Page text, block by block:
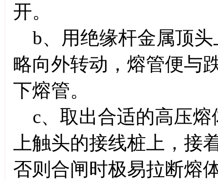
开。
b、用绝缘杆金属顶头
略向外转动，熔管便与
下熔管。
c、取出合适的高压熔
上触头的接线桩上，接
否则合闸时极易拉断熔